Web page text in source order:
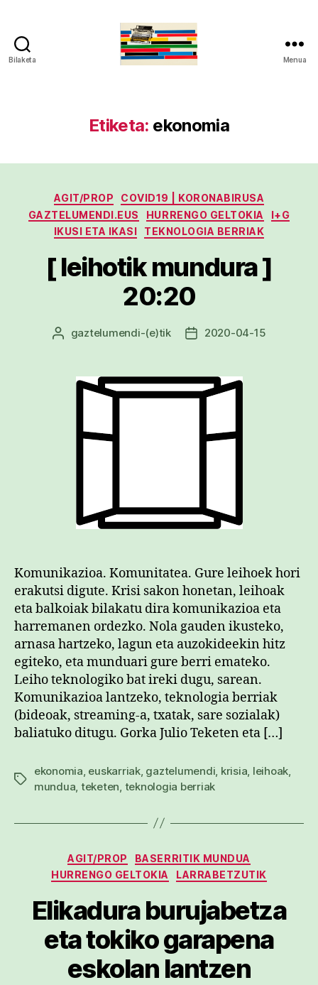
Bilaketa Menua
Etiketa: ekonomia
Kategoriak
AGIT/PROP
COVID19 | KORONABIRUSA
GAZTELUMENDI.EUS
HURRENGO GELTOKIA
I+G
IKUSI ETA IKASI
TEKNOLOGIA BERRIAK
[ leihotik mundura ]
20:20
Argitalpenaren
gaztelumendi-(e)tik
Argitalpenaren
2020-04-15
Komunikazioa. Komunitatea. Gure leihoek hori
erakutsi digute. Krisi sakon honetan, leihoak
eta balkoiak bilakatu dira komunikazioa eta
harremanen ordezko. Nola gauden ikusteko,
arnasa hartzeko, lagun eta auzokideekin hitz
egiteko, eta munduari gure berri emateko.
Leiho teknologiko bat ireki dugu, sarean.
Komunikazioa lantzeko, teknologia berriak
(bideoak, streaming-a, txatak, sare sozialak)
baliatuko ditugu. Gorka Julio Teketen eta […]
Etiketak
ekonomia euskarriak, gaztelumendi krisia leihoak
mundua teketen teknologia berriak
Kategoriak
AGIT/PROP
BASERRITIK MUNDUA
HURRENGO GELTOKIA
LARRABETZUTIK
Elikadura burujabetza
eta tokiko garapena
eskolan lantzen